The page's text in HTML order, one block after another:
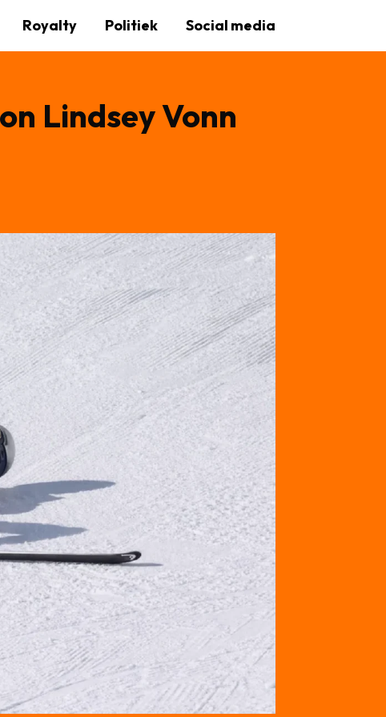
Royalty Politiek Social media
Lindsey Vonn